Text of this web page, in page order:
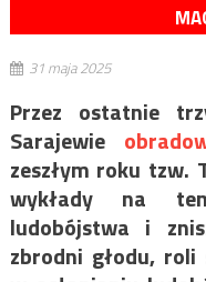
31 maja 2025
Przez ostatnie
Sarajewie
zeszłym roku tzw.
wykłady na
ludobójstwa i
zbrodni głodu, roli